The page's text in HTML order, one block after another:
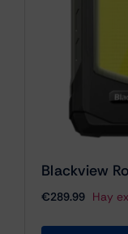
Blackview
€289.99 Hay